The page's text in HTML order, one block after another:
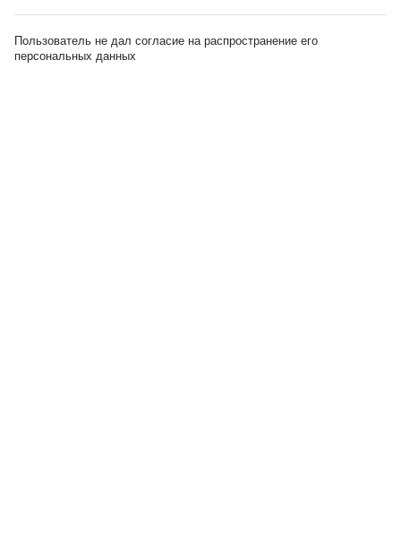
Пользователь не дал согласие на распространение его
персональных данных